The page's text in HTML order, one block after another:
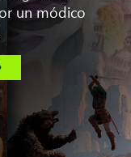
un módico